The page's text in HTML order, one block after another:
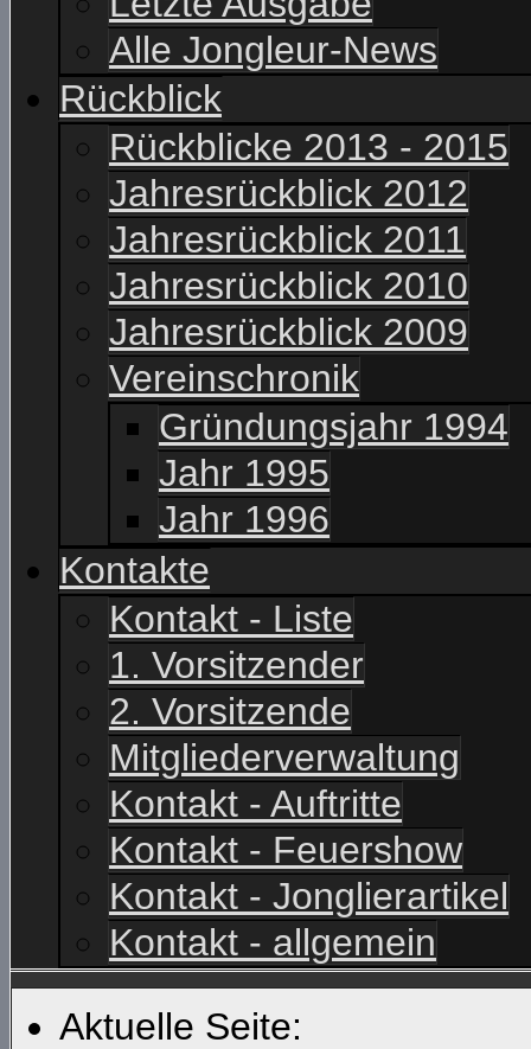
Alle Jongleur-News
Rückblick
Rückblicke 2013 - 2015
Jahresrückblick 2012
Jahresrückblick 2011
Jahresrückblick 2010
Jahresrückblick 2009
Vereinschronik
Gründungsjahr 1994
Jahr 1995
Jahr 1996
Kontakte
Kontakt - Liste
1. Vorsitzender
2. Vorsitzende
Mitgliederverwaltung
Kontakt - Auftritte
Kontakt - Feuershow
Kontakt - Jonglierartikel
Kontakt - allgemein
Aktuelle Seite: